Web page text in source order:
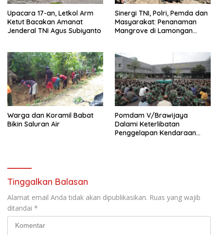
Upacara 17-an, Letkol Arm
Ketut Bacakan Amanat
Jenderal TNI Agus Subiyanto
Sinergi TNI, Polri, Pemda dan
Masyarakat: Penanaman
Mangrove di Lamongan
Warga dan Koramil Babat
Bikin Saluran Air
Pomdam V/Brawijaya
Dalami Keterlibatan
Penggelapan Kendaraan
Tinggalkan Balasan
Alamat email Anda tidak akan dipublikasikan. Ruas yang wajib
ditandai *